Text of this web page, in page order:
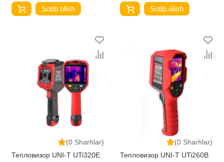
Sotib olish Sotib olish
(0 Sharhlar)
Тепловизор UNI-T UTi320E
(0 Sharhlar)
Тепловизор UNI-T UTi260B